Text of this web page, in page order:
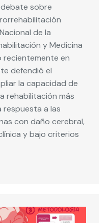
sobre
de la
y Medicina
recientemente en
defendió el
la capacidad de
rehabilitación más
respuesta a las
con daño cerebral,
y bajo criterios